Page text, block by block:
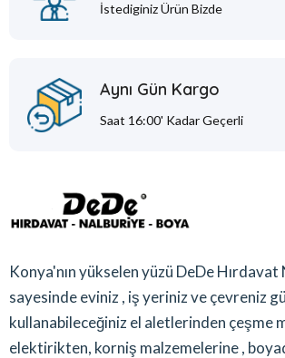
İstediginiz Ürün Bizde
Aynı Gün Kargo
Saat 16:00' Kadar Geçerli
Konya'nın yükselen yüzü DeDe
sayesinde eviniz , iş yeriniz ve çevreniz
kullanabileceğiniz el aletlerinden çeşme
elektirikten, korniş malzemelerine ,